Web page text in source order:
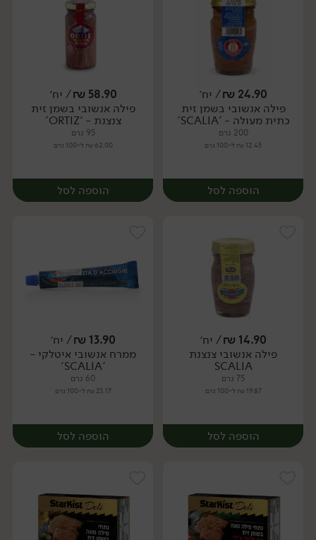
יח׳ יח׳
24.90
₪/ יח׳
פילה אנשובי בשמן זית
כתית מעולה - 'SCALIA'
200 גרם
12.45 ₪ ל-100 גרם
הוספה לסל
יח׳
58.90
₪/ יח׳
פילה אנשובי בשמן זית
צנצנת - 'ORTIZ'
95 גרם
62.00 ₪ ל-100 גרם
הוספה לסל
יח׳
14.90
₪/ יח׳
פילה אנשובי צנצנת
SCALIA
75 גרם
19.87 ₪ ל-100 גרם
הוספה לסל
13.90
₪/ יח׳
ממרח אנשובי איטלקי -
'SCALIA'
60 גרם
23.17 ₪ ל-100 גרם
הוספה לסל